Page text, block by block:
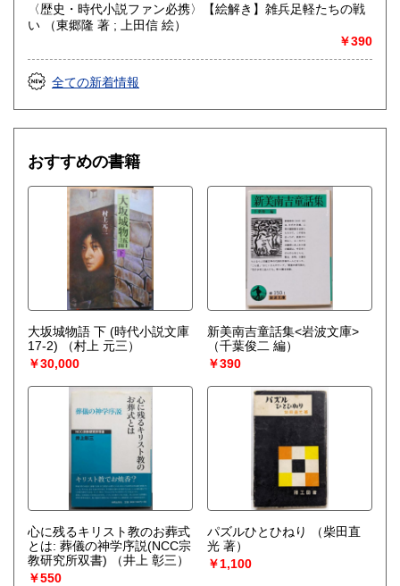
〈歴史・時代小説ファン必携〉【絵解き】雑兵足軽たちの戦
い （東郷隆 著 ; 上田信 絵）
￥390
全ての新着情報
おすすめの書籍
大坂城物語 下 (時代小説文庫
17-2)
（村上 元三）
￥30,000
新美南吉童話集<岩波文庫>
（千葉俊二 編）
￥390
心に残るキリスト教のお葬式
とは: 葬儀の神学序説(NCC宗
教研究所双書)
（井上 彰三）
￥550
パズルひとひねり
（柴田直
光 著）
￥1,100